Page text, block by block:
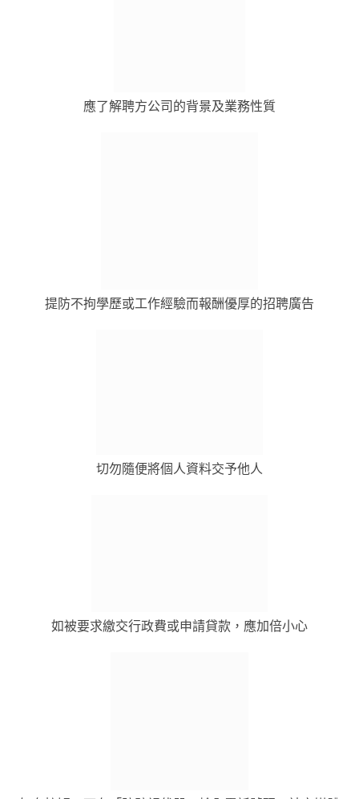
應了解聘方公司的背景及業務性質
提防不拘學歷或工作經驗而報酬優厚的招聘廣告
切勿隨便將個人資料交予他人
如被要求繳交行政費或申請貸款，應加倍小心